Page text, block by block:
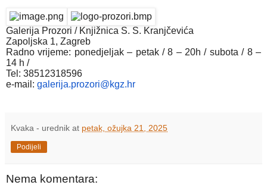
Galerija Prozori / Knjižnica S. S. Kranjčevića
Zapoljska 1, Zagreb
Radno vrijeme: ponedjeljak – petak / 8 – 20h / subota / 8 –
14 h /
Tel: 38512318596
e-mail: galerija.prozori@kgz.hr
Kvaka - urednik at petak, ožujka 21, 2025
Podijeli
Nema komentara: